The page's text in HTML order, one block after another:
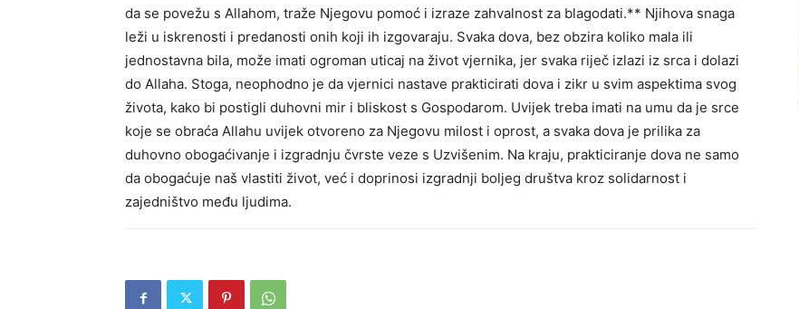
da se povežu s Allahom, traže Njegovu pomoć i izraze zahvalnost za blagodati.** Njihova snaga
leži u iskrenosti i predanosti onih koji ih izgovaraju. Svaka dova, bez obzira koliko mala ili
jednostavna bila, može imati ogroman uticaj na život vjernika, jer svaka riječ izlazi iz srca i dolazi
do Allaha. Stoga, neophodno je da vjernici nastave prakticirati dova i zikr u svim aspektima svog
života, kako bi postigli duhovni mir i bliskost s Gospodarom. Uvijek treba imati na umu da je srce
koje se obraća Allahu uvijek otvoreno za Njegovu milost i oprost, a svaka dova je prilika za
duhovno obogaćivanje i izgradnju čvrste veze s Uzvišenim. Na kraju, prakticiranje dova ne samo
da obogaćuje naš vlastiti život, već i doprinosi izgradnji boljeg društva kroz solidarnost i
zajedništvo među ljudima.